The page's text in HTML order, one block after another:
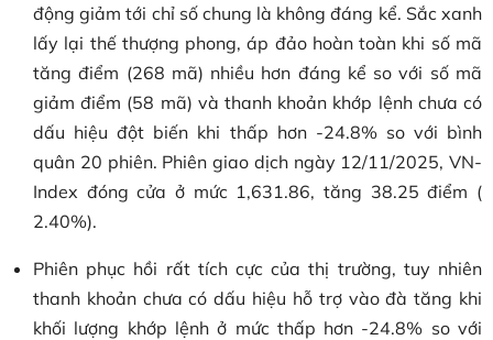
động giảm tới chỉ số chung là không đáng kể. Sắc xanh
lấy lại thế thượng phong, áp đảo hoàn toàn khi số mã
tăng điểm (268 mã) nhiều hơn đáng kể so với số mã
giảm điểm (58 mã) và thanh khoản khớp lệnh chưa có
dấu hiệu đột biến khi thấp hơn -24.8% so với bình
quân 20 phiên. Phiên giao dịch ngày 12/11/2025, VN-
Index đóng cửa ở mức 1,631.86, tăng 38.25 điểm (
2.40%).
Phiên phục hồi rất tích cực của thị trường, tuy nhiên
thanh khoản chưa có dấu hiệu hỗ trợ vào đà tăng khi
khối lượng khớp lệnh ở mức thấp hơn -24.8% so với